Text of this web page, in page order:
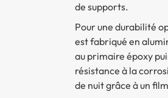
de supports.
Pour une durabilité
est fabriqué en
au primaire époxy
résistance à la
de nuit grâce à un